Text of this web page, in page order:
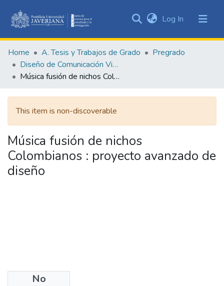
&
Collections
All of DSpace
Statistics
Log In (current)
Home A. Tesis y Trabajos de Grado
Pregrado
Diseño de Comunicación Visual
Música fusión de nichos Colombianos : proyecto avanzado de diseño
This item is non-discoverable
Música fusión de nichos
Colombianos : proyecto avanzado de
diseño
No